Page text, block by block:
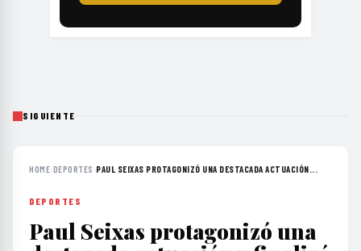
SIGUIENTE
HOME›DEPORTES ›PAUL SEIXAS PROTAGONIZÓ UNA DESTACADA ACTUACIÓN...
DEPORTES
Paul Seixas protagonizó una